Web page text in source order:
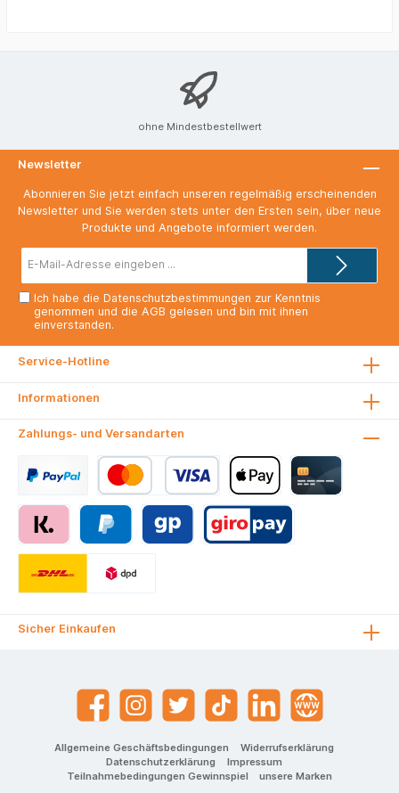
ohne Mindestbestellwert
Newsletter
Abonnieren Sie jetzt einfach unseren regelmäßig erscheinenden
Newsletter und Sie werden stets unter den Ersten sein, über neue
Produkte und Angebote informiert werden.
Mail-
Ich habe die Datenschutzbestimmungen zur Kenntnis
genommen und die AGB gelesen und bin mit ihnen
einverstanden.
Service-Hotline
Informationen
Zahlungs- und Versandarten
Sicher Einkaufen
Allgemeine Geschäftsbedingungen
Widerrufserklärung
Datenschutzerklärung
Impressum
Teilnahmebedingungen Gewinnspiel
unsere Marken